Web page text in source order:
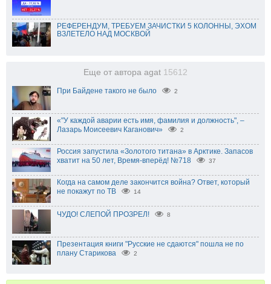
РЕФЕРЕНДУМ, ТРЕБУЕМ ЗАЧИСТКИ 5 КОЛОННЫ, ЭХОМ
ВЗЛЕТЕЛО НАД МОСКВОЙ
Еще от автора agat 15612
При Байдене такого не было 2
«"У каждой аварии есть имя, фамилия и должность", –
Лазарь Моисеевич Каганович»
2
Россия запустила «Золотого титана» в Арктике. Запасов
хватит на 50 лет, Время-вперёд! №718
37
Когда на самом деле закончится война? Ответ, который
не покажут по ТВ
14
ЧУДО! СЛЕПОЙ ПРОЗРЕЛ! 8
Презентация книги "Русские не сдаются" пошла не по
плану Старикова
2